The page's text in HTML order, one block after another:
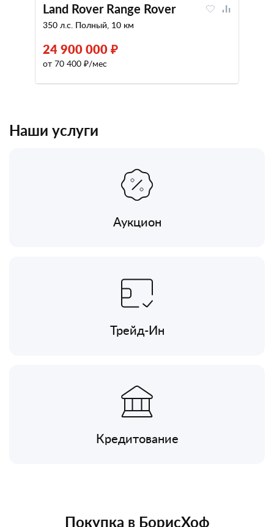
Land Rover Range Rover
350 л.с. Полный, 10 км
24 900 000 ₽
от 70 400 ₽/мес
Наши услуги
Аукцион
Трейд-Ин
Кредитование
Покупка в БорисХоф